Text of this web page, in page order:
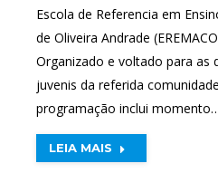
Escola de Referencia em
de Oliveira Andrade
Organizado e voltado para as
juvenis da referida
programação inclui
LEIA MAIS